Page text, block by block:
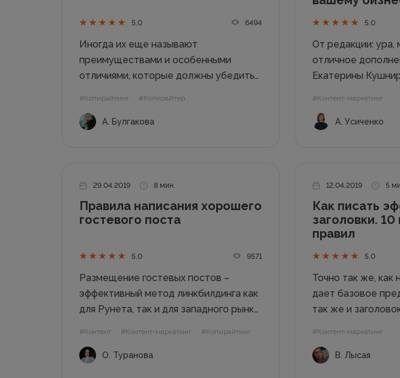
5.0 6494
Иногда их еще называют
преимуществами и особенными
отличиями, которые должны убедить
вводят потенциального клиента в
себе....
#Копирайтинг #Копирайтер
А. Булгакова
5.0
От редакции: ура,
отличное
Екатерины
заблуждений,
#Контент-маркетинг
А. Усиченко
29.04.2019 8 мин.
Правила написания хорошего
гостевого поста
5.0 9571
Размещение гостевых постов –
эффективный метод линкбилдинга как
для Рунета, так и для западного рынка.
посетителей на сайт, провоцирует
#Контент #Контент-маркетинг #Копирайтинг
О. Туранова
12.04.2019 5
Как писать
заголовки.
правил
5.0
Точно так же, как
дает базовое
так же и
использовать
#Контент-маркетинг
В. Лысая